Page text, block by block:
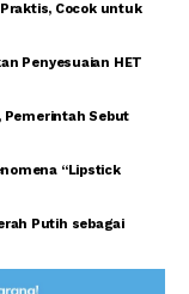
Cocok untuk
Penyesuaian HET
Pemerintah Sebut
“Lipstick
Putih sebagai